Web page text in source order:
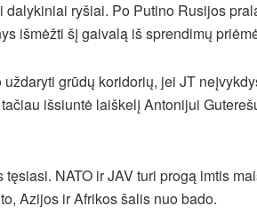
dalykiniai ryšiai. Po Putino Rusijos
išmėžti šį gaivalą iš sprendimų
grūdų koridorių, jei JT
išsiuntė laiškelį Antonijui
tęsiasi. NATO ir JAV turi progą imtis
Azijos ir Afrikos šalis nuo bado.